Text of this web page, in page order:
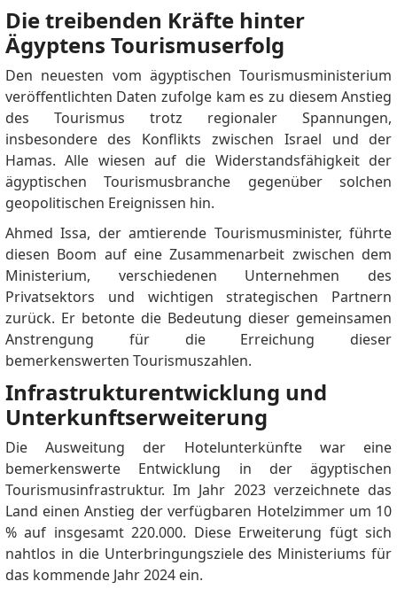
Die treibenden Kräfte hinter
Ägyptens Tourismuserfolg
Den neuesten vom ägyptischen Tourismusministerium
veröffentlichten Daten zufolge kam es zu diesem Anstieg
des Tourismus trotz regionaler Spannungen,
insbesondere des Konflikts zwischen Israel und der
Hamas.Alle wiesen auf die Widerstandsfähigkeit der
ägyptischen Tourismusbranche gegenüber solchen
geopolitischen Ereignissen hin.
Ahmed Issa, der amtierende Tourismusminister, führte
diesen Boom auf eine Zusammenarbeit zwischen dem
Ministerium, verschiedenen Unternehmen des
Privatsektors und wichtigen strategischen Partnern
zurück. Er betonte die Bedeutung dieser gemeinsamen
Anstrengung für die Erreichung dieser
bemerkenswerten Tourismuszahlen.
Infrastrukturentwicklung und
Unterkunftserweiterung
Die Ausweitung der Hotelunterkünfte war eine
bemerkenswerte Entwicklung in der ägyptischen
Tourismusinfrastruktur.Im Jahr 2023 verzeichnete das
Land einen Anstieg der verfügbaren Hotelzimmer um 10
% auf insgesamt 220.000. Diese Erweiterung fügt sich
nahtlos in die Unterbringungsziele des Ministeriums für
das kommende Jahr 2024 ein.